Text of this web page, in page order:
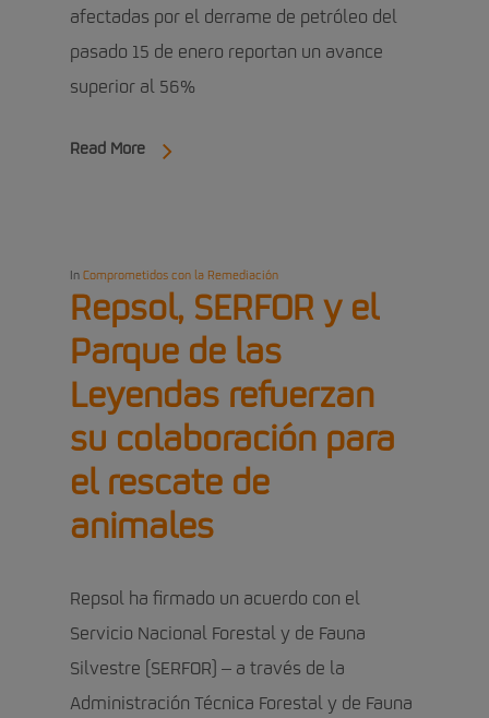
afectadas por el derrame de petróleo del
pasado 15 de enero reportan un avance
superior al 56%
Read More
In Comprometidos con la Remediación
Repsol, SERFOR y el
Parque de las
Leyendas refuerzan
su colaboración para
el rescate de
animales
Repsol ha firmado un acuerdo con el
Servicio Nacional Forestal y de Fauna
Silvestre (SERFOR) – a través de la
Administración Técnica Forestal y de Fauna